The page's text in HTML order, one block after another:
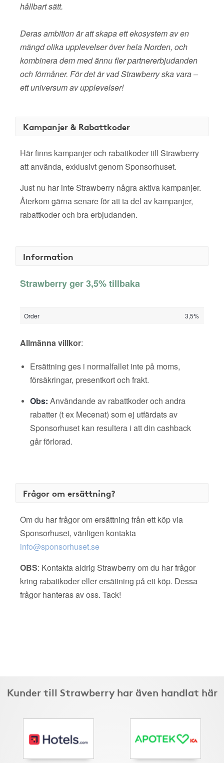
hållbart sätt.
Deras ambition är att skapa ett ekosystem av en
mängd olika upplevelser över hela Norden, och
kombinera dem med ännu fler partnererbjudanden
och förmåner. För det är vad Strawberry ska vara –
ett universum av upplevelser!
Kampanjer & Rabattkoder
Här finns kampanjer och rabattkoder till Strawberry
att använda, exklusivt genom Sponsorhuset.
Just nu har inte Strawberry några aktiva kampanjer.
Återkom gärna senare för att ta del av kampanjer,
rabattkoder och bra erbjudanden.
Information
Strawberry ger 3,5% tillbaka
Order 3,5%
Allmänna villkor:
Ersättning ges i normalfallet inte på moms,
försäkringar, presentkort och frakt.
Obs: Användande av rabattkoder och andra
rabatter (t ex Mecenat) som ej utfärdats av
Sponsorhuset kan resultera i att din cashback
går förlorad.
Frågor om ersättning?
Om du har frågor om ersättning från ett köp via
Sponsorhuset, vänligen kontakta
info@sponsorhuset.se
OBS: Kontakta aldrig Strawberry om du har frågor
kring rabattkoder eller ersättning på ett köp. Dessa
frågor hanteras av oss. Tack!
Kunder till Strawberry har även handlat här